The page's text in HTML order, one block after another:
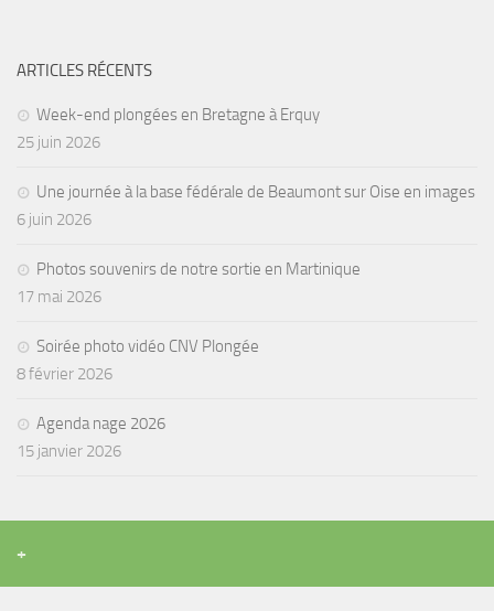
Photo
Vidéo
Peinture
NAGE
NAP / NEV
Agenda
Les Palmes du Lac
Résultats Compétitions
MATERIEL
Section Matériel
Occasions
ARTICLES RÉCENTS
Week-end plongées en Bretagne à Erquy
25 juin 2026
Une journée à la base fédérale de Beaumont sur Oise en images
6 juin 2026
Photos souvenirs de notre sortie en Martinique
17 mai 2026
Soirée photo vidéo CNV Plongée
8 février 2026
Agenda nage 2026
15 janvier 2026
+